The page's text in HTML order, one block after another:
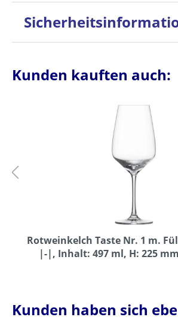
Kunden kauften auch:
Rotweinkelch Taste Nr. 1 m.
|-|, Inhalt: 497 ml, H: 225
Kunden haben sich